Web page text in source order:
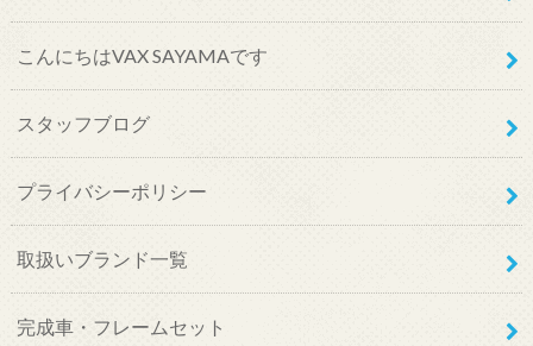
こんにちはVAX SAYAMAです
スタッフブログ
プライバシーポリシー
取扱いブランド一覧
完成車・フレームセット